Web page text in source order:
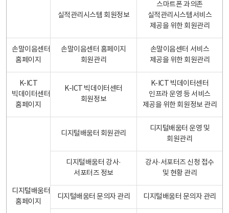
실적관리시스템 회원정보
스마트폰 과의존
실적관리시스템서비스
제공을 위한 회원관리
손말이음센터
홈페이지
손말이음센터 홈페이지
회원관리
손말이음센터 서비스
제공을 위한 회원관리
K-ICT
빅데이터센터
홈페이지
K-ICT 빅데이터센터
회원정보
K-ICT 빅데이터센터
인프라 운영 등 서비스
제공을 위한 회원정보 관리
디지털배움터
홈페이지
디지털배움터 회원관리
디지털배움터 운영 및
회원관리
디지털배움터 강사·
서포터즈 정보
강사·서포터즈 신청 접수
및 현황 관리
디지털배움터 문의자 관리 디지털배움터 문의자 관리